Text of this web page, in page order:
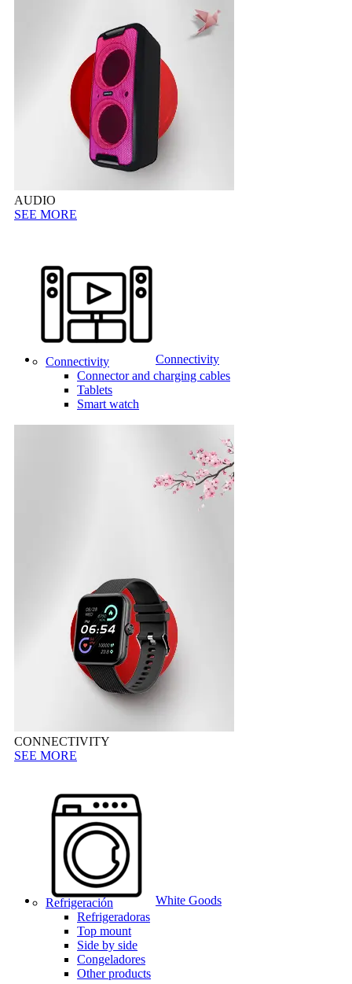
AUDIO
SEE MORE
Connectivity
Connectivity
Connector and charging cables
Tablets
Smart watch
CONNECTIVITY
SEE MORE
White Goods
Refrigeración
Refrigeradoras
Top mount
Side by side
Congeladores
Other products